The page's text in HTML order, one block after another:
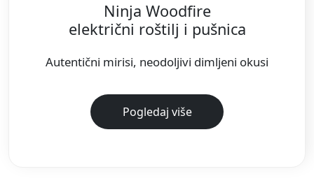
Ninja Woodfire
električni roštilj i pušnica
Autentični mirisi, neodoljivi dimljeni okusi
Pogledaj više